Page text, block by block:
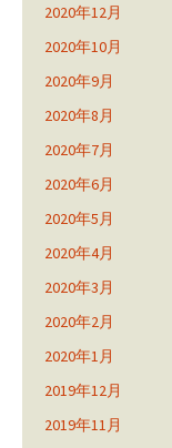
2020年12月
2020年10月
2020年9月
2020年8月
2020年7月
2020年6月
2020年5月
2020年4月
2020年3月
2020年2月
2020年1月
2019年12月
2019年11月